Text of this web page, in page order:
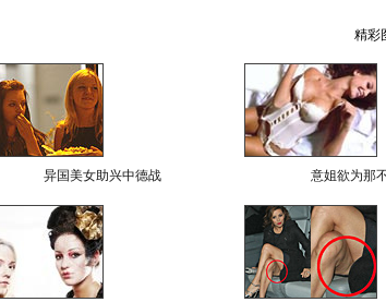
精彩
异国美女助兴中德战 意姐欲为那